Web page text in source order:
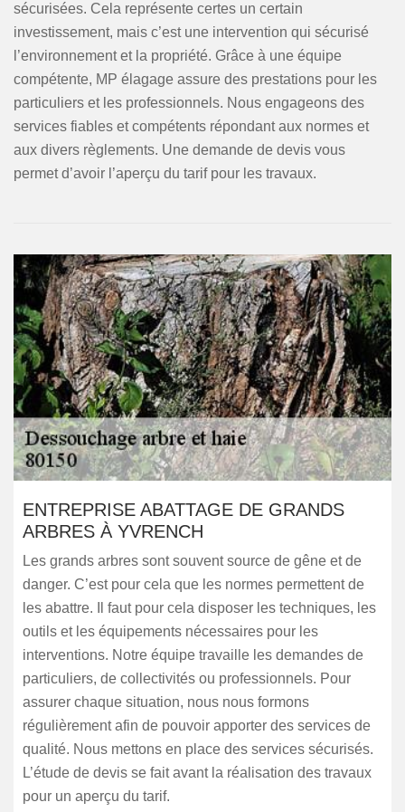
sécurisées. Cela représente certes un certain
investissement, mais c’est une intervention qui sécurisé
l’environnement et la propriété. Grâce à une équipe
compétente, MP élagage assure des prestations pour les
particuliers et les professionnels. Nous engageons des
services fiables et compétents répondant aux normes et
aux divers règlements. Une demande de devis vous
permet d’avoir l’aperçu du tarif pour les travaux.
ENTREPRISE ABATTAGE DE GRANDS
ARBRES À YVRENCH
Les grands arbres sont souvent source de gêne et de
danger. C’est pour cela que les normes permettent de
les abattre. Il faut pour cela disposer les techniques, les
outils et les équipements nécessaires pour les
interventions. Notre équipe travaille les demandes de
particuliers, de collectivités ou professionnels. Pour
assurer chaque situation, nous nous formons
régulièrement afin de pouvoir apporter des services de
qualité. Nous mettons en place des services sécurisés.
L’étude de devis se fait avant la réalisation des travaux
pour un aperçu du tarif.